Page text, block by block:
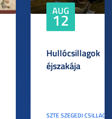
AUG
12
Hullócsillagok
éjszakája
SZTE SZEGEDI